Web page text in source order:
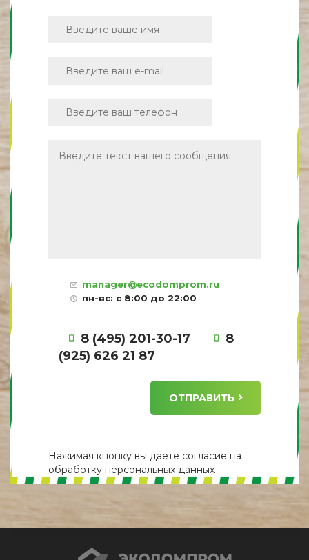
manager@ecodomprom.ru
пн-вс: с 8:00 до 22:00
8 (495) 201-30-17
8
(925) 626 21 87
ОТПРАВИТЬ
Нажимая кнопку вы даете согласие на
обработку персональных данных